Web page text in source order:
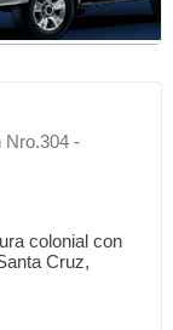
-
colonial con
Cruz,